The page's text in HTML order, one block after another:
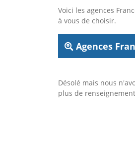
Voici les agences
à vous de choisir.
Agences
Désolé mais nous
plus de